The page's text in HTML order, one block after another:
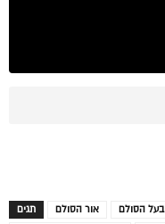
תגים אור הסולם בעל הסולם